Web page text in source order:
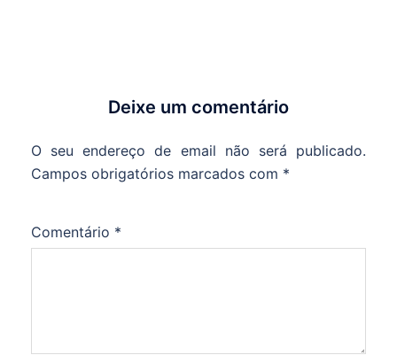
Deixe um comentário
O seu endereço de email não será publicado.
Campos obrigatórios marcados com *
Comentário *